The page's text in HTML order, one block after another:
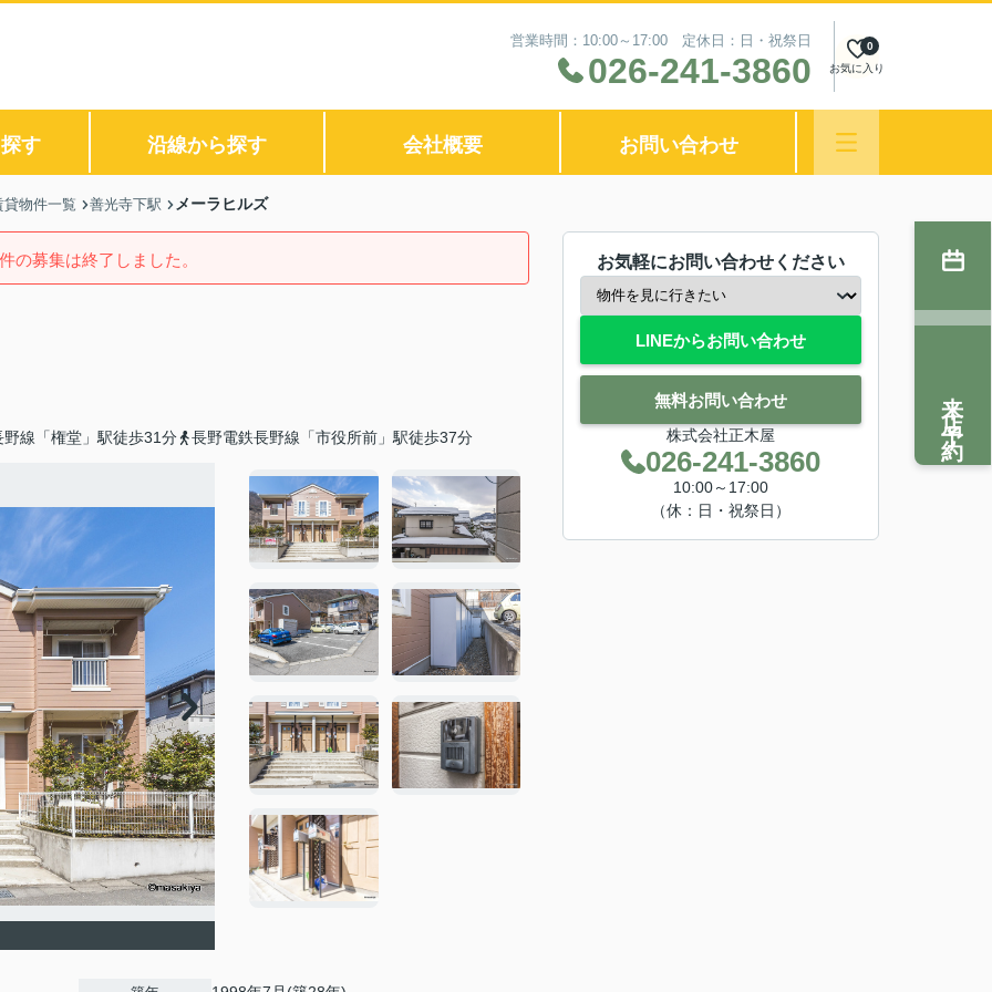
営業時間：10:00～17:00 定休日：日・祝祭日
026-241-3860 お気に入り
0
す 沿線から探す 会社概要 お問い合わせ
物件一覧 善光寺下駅 メーラヒルズ
の募集は終了しました。
野線「権堂」駅徒歩31分 長野電鉄長野線「市役所前」駅徒歩37分
お気軽にお問い合わせください
LINEからお問い合わせ
無料お問い合わせ
株式会社正木屋
026-241-3860
10:00～17:00
（休：日・祝祭日）
来店予約